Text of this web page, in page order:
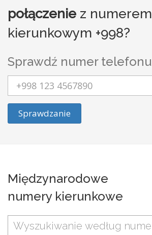
połączenie z numerem
kierunkowym +998?
Sprawdź numer telefonu
Sprawdzanie
Międzynarodowe
numery kierunkowe